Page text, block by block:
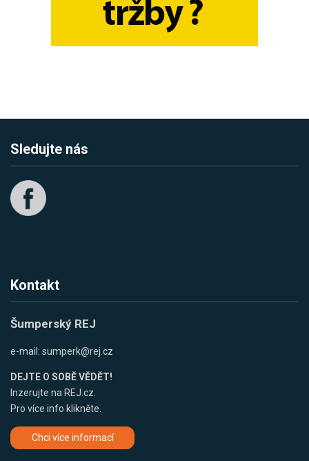
Sledujte nás
Kontakt
Šumperský REJ
e-mail: sumperk@rej.cz
DEJTE O SOBĚ VĚDĚT!
Inzerujte na REJ.cz.
Pro více info klikněte.
Chci více informací